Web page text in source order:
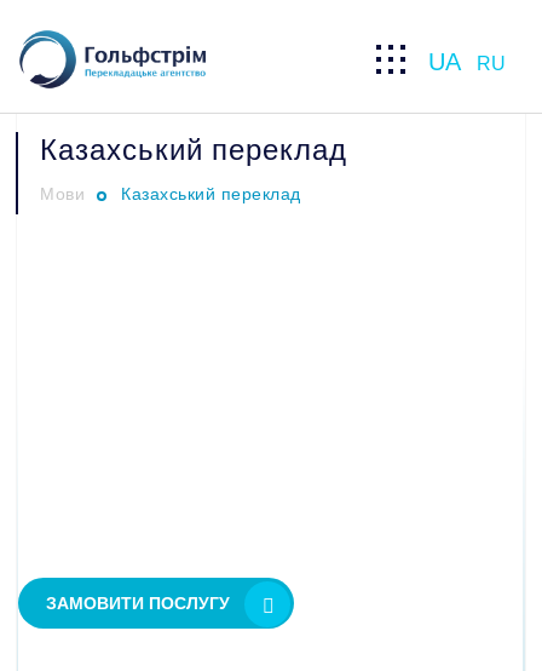
UA RU
Казахський переклад
Мови Казахський переклад
ЗАМОВИТИ ПОСЛУГУ